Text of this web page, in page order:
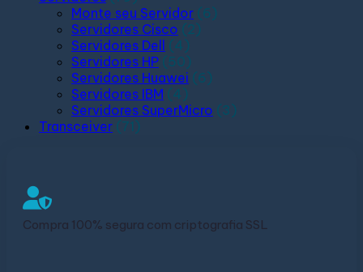
Monte seu Servidor (6)
Servidores Cisco (2)
Servidores Dell
(4)
Servidores HP (50)
Servidores Huawei (6)
Servidores IBM (4)
Servidores SuperMicro (3)
Transceiver (71)
Compra 100% segura com criptografia SSL